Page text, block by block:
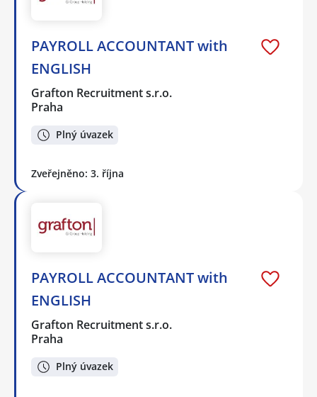
PAYROLL ACCOUNTANT with
ENGLISH
Grafton Recruitment s.r.o.
Praha
Plný úvazek
Zveřejněno: 3. října
PAYROLL ACCOUNTANT with
ENGLISH
Grafton Recruitment s.r.o.
Praha
Plný úvazek